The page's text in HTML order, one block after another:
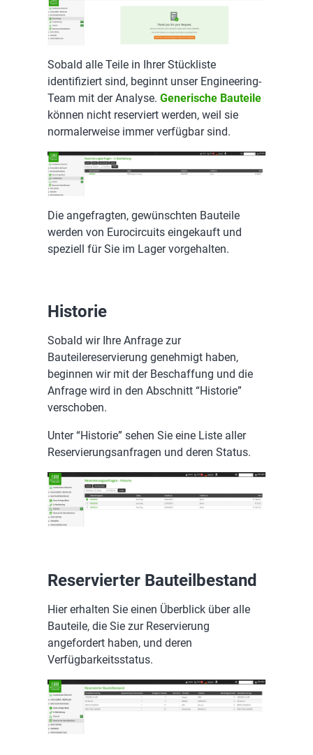
Sobald alle Teile in Ihrer Stückliste
identifiziert sind, beginnt unser Engineering-
Team mit der Analyse. Generische Bauteile
können nicht reserviert werden, weil sie
normalerweise immer verfügbar sind.
Die angefragten, gewünschten Bauteile
werden von Eurocircuits eingekauft und
speziell für Sie im Lager vorgehalten.
Historie
Sobald wir Ihre Anfrage zur
Bauteilereservierung genehmigt haben,
beginnen wir mit der Beschaffung und die
Anfrage wird in den Abschnitt “Historie”
verschoben.
Unter “Historie” sehen Sie eine Liste aller
Reservierungsanfragen und deren Status.
Reservierter Bauteilbestand
Hier erhalten Sie einen Überblick über alle
Bauteile, die Sie zur Reservierung
angefordert haben, und deren
Verfügbarkeitsstatus.